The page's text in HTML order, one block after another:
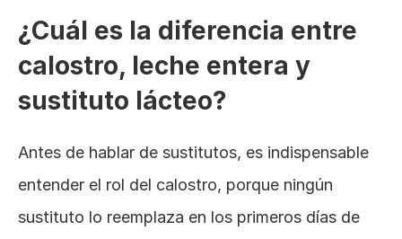
¿Cuál es la diferencia entre
calostro, leche entera y
sustituto lácteo?
Antes de hablar de sustitutos, es indispensable
entender el rol del calostro, porque ningún
sustituto lo reemplaza en los primeros días de